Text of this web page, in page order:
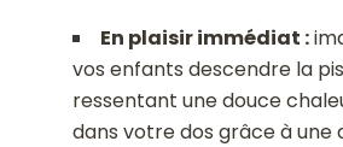
En plaisir immédiat :
vos enfants descendre la
ressentant une douce
dans votre dos grâce à une